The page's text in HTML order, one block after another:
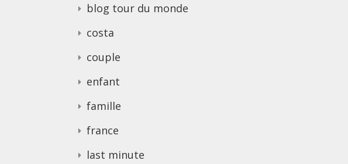
blog tour du monde
costa
couple
enfant
famille
france
last minute